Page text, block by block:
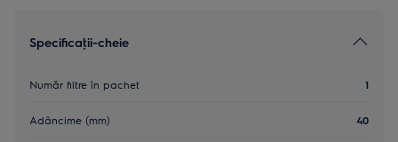
Specificaţii-cheie
Număr filtre în pachet 1
Adâncime (mm) 40